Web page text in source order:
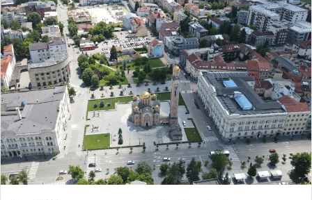
d
a
n
e
m
a
i
l